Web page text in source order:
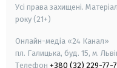
Усі права захищені.
року (21+)
Онлайн-медіа «24 Канал»
пл. Галицька, буд. 15, м.
Телефон +380 (32) 229-77-